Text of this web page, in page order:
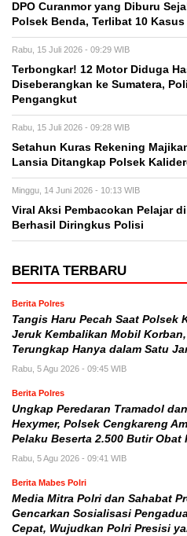
DPO Curanmor yang Diburu
Polsek Benda, Terlibat 10
Rabu, 15 Juli 2026 - 09:29 WIB
Terbongkar! 12 Motor Diduga
Diseberangkan ke Sumatera,
Pengangkut
Rabu, 15 Juli 2026 - 09:28 WIB
Setahun Kuras Rekening
Lansia Ditangkap Polsek
Minggu, 14 Juni 2026 - 10:13 WIB
Viral Aksi Pembacokan Pelajar
Berhasil Diringkus Polisi
BERITA TERBARU
Berita Polres
Tangis Haru Pecah Saat Polsek
Jeruk Kembalikan Mobil
Terungkap Hanya dalam Satu
Rabu, 5 Agu 2026 - 09:45 WIB
Berita Polres
Ungkap Peredaran Tramadol dan
Hexymer, Polsek Cengkareng
Pelaku Beserta 2.500 Butir Obat
Rabu, 5 Agu 2026 - 09:41 WIB
Berita Mabes Polri
Media Mitra Polri dan Sahabat
Gencarkan Sosialisasi
Cepat, Wujudkan Polri Presisi